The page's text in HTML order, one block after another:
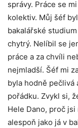
správy. Práce se
kolektiv. Můj šéf
bakalářské
chytrý. Nelíbil se
práce a za chvíli
nejmladší. Šéf mi
byla hodně pečlivá
pořádku. Zvykl si,
Hele Dano, proč
alespoň jako já v